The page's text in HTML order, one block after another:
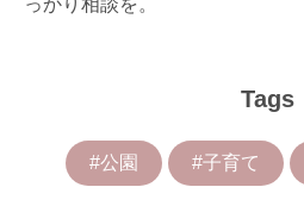
っかり相談を。
Tags
#公園 #子育て